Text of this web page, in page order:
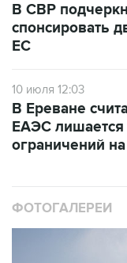
В СВР
спонсировать
ЕС
10 июля 12:03
В Ереване
ЕАЭС лишается
ограничений
ФОТОГАЛЕРЕИ